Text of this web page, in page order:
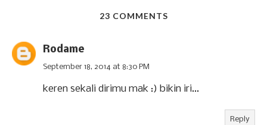
23 COMMENTS
Rodame
September 18, 2014 at 8:30 PM
keren sekali dirimu mak :) bikin iri...
Reply